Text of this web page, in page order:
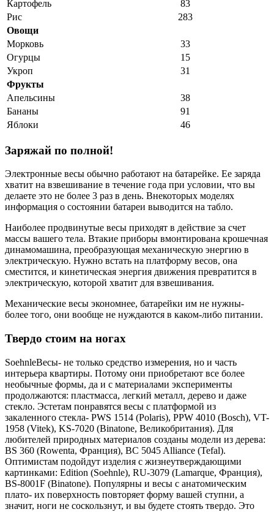
Картофель
83
Рис
283
Овощи
Морковь
33
Огурцы
15
Укроп
31
Фрукты
Апельсины
38
Бананы
91
Яблоки
46
Заряжай по полной!
Электронные весы обычно работают на батарейке. Ее заряда
хватит на взвешивание в течение года при условии, что вы
делаете это не более 3 раз в день. Внекоторых моделях
информация о состоянии батареи выводится на табло.
Наиболее продвинутые весы приходят в действие за счет
массы вашего тела. Втакие приборы вмонтирована крошечная
динамомашина, преобразующая механическую энергию в
электрическую. Нужно встать на платформу весов, она
сместится, и кинетическая энергия движения превратится в
электрическую, которой хватит для взвешивания.
Механические весы экономнее, батарейки им не нужны-
более того, они вообще не нуждаются в каком-либо питании.
Твердо стоим на ногах
SoehnleВесы- не только средство измерения, но и часть
интерьера квартиры. Потому они приобретают все более
необычные формы, да и с материалами эксперименты
продолжаются: пластмасса, легкий металл, дерево и даже
стекло. Эстетам понравятся весы с платформой из
закаленного стекла- PWS 1514 (Polaris), PPW 4010 (Bosch), VT-
1958 (Vitek), KS-7020 (Binatone, Великобритания). Для
любителей природных материалов созданы модели из дерева:
BS 360 (Rowenta, Франция), BC 5045 Alliance (Tefal).
Оптимистам подойдут изделия с жизнеутверждающими
картинками: Edition (Soehnle), RU-3079 (Lamarque, Франция),
BS-8001F (Binatone). Популярны и весы с анатомическим
плато- их поверхность повторяет форму вашей ступни, а
значит, ноги не соскользнут, и вы будете стоять твердо. Это